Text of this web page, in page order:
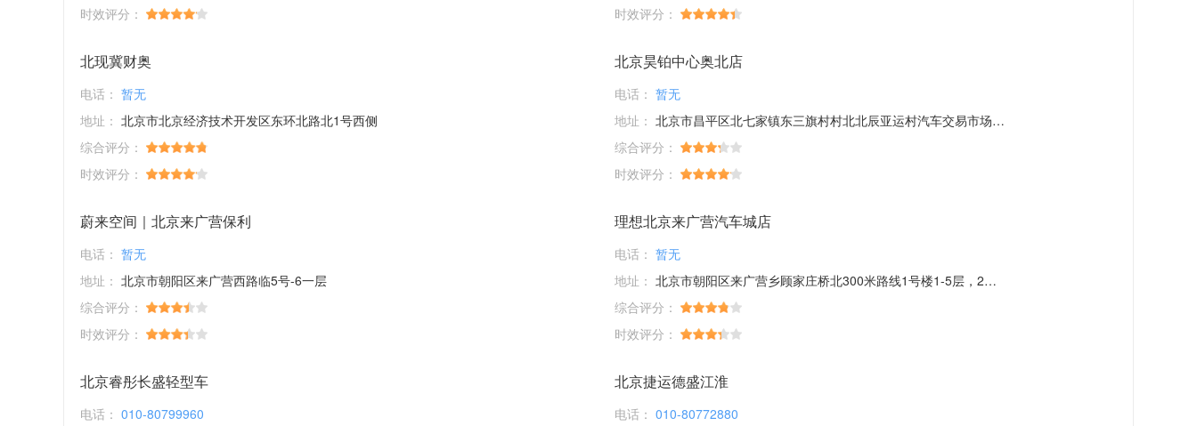
时效评分：
时效评分：
北现冀财奥
电话： 暂无
地址： 北京市北京经济技术开发区东环北路北1号西侧
综合评分：
时效评分：
北京昊铂中心奥北店
电话： 暂无
地址： 北京市昌平区北七家镇东三旗村村北北辰亚运村汽车交易市场内A五区5号
综合评分：
时效评分：
蔚来空间｜北京来广营保利
电话： 暂无
地址： 北京市朝阳区来广营西路临5号-6一层
综合评分：
时效评分：
理想北京来广营汽车城店
电话： 暂无
地址： 北京市朝阳区来广营乡顾家庄桥北300米路线1号楼1-5层，2号楼3层
综合评分：
时效评分：
北京睿彤长盛轻型车
电话： 010-80799960
北京捷运德盛江淮
电话： 010-80772880